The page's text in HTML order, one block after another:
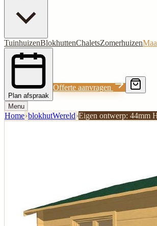
TuinhuizenBlokhuttenChaletsZomerhuizen
Plan afspraak
Offerte aanvragen
Menu
Home›blokhutWereld›Eigen ontwerp: 44mm